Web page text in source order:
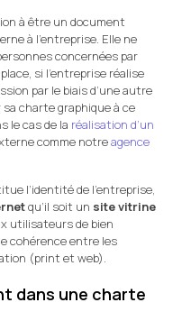
à être un document
à l’entreprise. Elle ne
concernées par
si l’entreprise réalise
par le biais d’une autre
charte graphique à ce
le cas de la réalisation d’un
comme notreagence
l’identité de l’entreprise,
qu’il soit un site vitrine
utilisateurs de bien
cohérence entre les
(print et web).
dans une charte